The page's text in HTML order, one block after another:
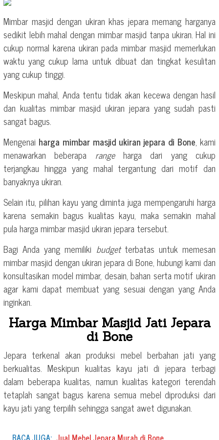
Mimbar masjid dengan ukiran khas jepara memang harganya
sedikit lebih mahal dengan mimbar masjid tanpa ukiran. Hal ini
cukup normal karena ukiran pada mimbar masjid memerlukan
waktu yang cukup lama untuk dibuat dan tingkat kesulitan
yang cukup tinggi.
Meskipun mahal, Anda tentu tidak akan kecewa dengan hasil
dan kualitas mimbar masjid ukiran jepara yang sudah pasti
sangat bagus.
Mengenai harga mimbar masjid ukiran jepara di Bone, kami
menawarkan beberapa rangeharga dari yang cukup
terjangkau hingga yang mahal tergantung dari motif dan
banyaknya ukiran.
Selain itu, pilihan kayu yang diminta juga mempengaruhi harga
karena semakin bagus kualitas kayu, maka semakin mahal
pula harga mimbar masjid ukiran jepara tersebut.
Bagi Anda yang memiliki budget terbatas untuk memesan
mimbar masjid dengan ukiran jepara di Bone, hubungi kami dan
konsultasikan model mimbar, desain, bahan serta motif ukiran
agar kami dapat membuat yang sesuai dengan yang Anda
inginkan.
Harga Mimbar Masjid Jati Jepara
di Bone
Jepara terkenal akan produksi mebel berbahan jati yang
berkualitas. Meskipun kualitas kayu jati di jepara terbagi
dalam beberapa kualitas, namun kualitas kategori terendah
tetaplah sangat bagus karena semua mebel diproduksi dari
kayu jati yang terpilih sehingga sangat awet digunakan.
BACA JUGA: Jual Mebel Jepara Murah di Bone